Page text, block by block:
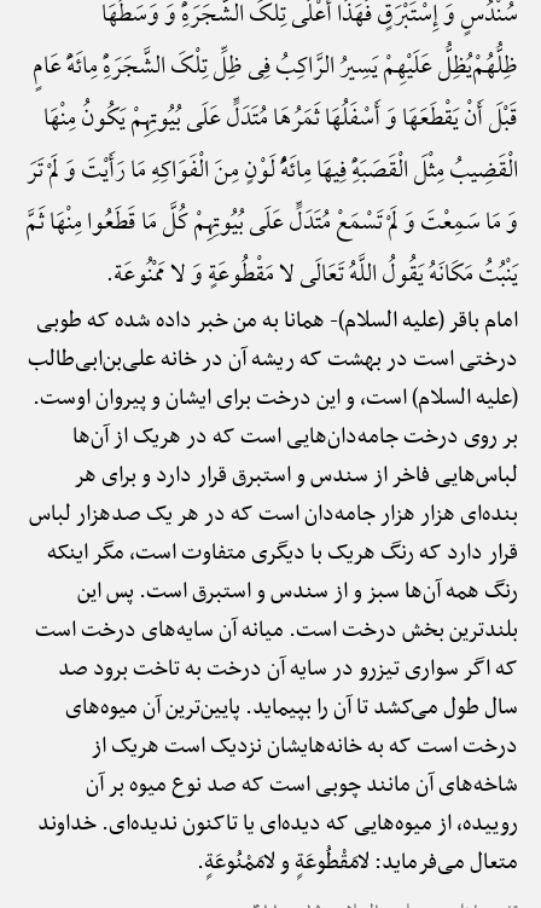
سُنْدُسٍ وَ إِسْتَبْرَقٍ فَهَذَا أَعْلَی تِلْکَ الشَّجَرَهًِْ وَ وَسَطُهَا
ظِلُّهُمْ‌یُظِلُّ عَلَیْهِمْ یَسِیرُ الرَّاکِبُ فِی ظِلِّ تِلْکَ الشَّجَرَهًِْ مِائَهًَْ عَامٍ
قَبْلَ أَنْ یَقْطَعَهَا وَ أَسْفَلُهَا ثَمَرُهَا مُتَدَلٍّ عَلَی بُیُوتِهِمْ یَکُونُ مِنْهَا
الْقَضِیبُ مِثْلَ الْقَصَبَهًِْ فِیهَا مِائَهًُْ لَوْنٍ مِنَ الْفَوَاکِهِ مَا رَأَیْتَ وَ لَمْ تَرَ
وَ مَا سَمِعْتَ وَ لَمْ تَسْمَعْ مُتَدَلٍّ عَلَی بُیُوتِهِمْ کُلَّ مَا قَطَعُوا مِنْهَا ثَمَّ
یَنْبُتُ مَکَانَهُ یَقُولُ اللَّهُ تَعَالَی لا مَقْطُوعَةٍ وَ لا مَمْنُوعَة.
امام باقر (علیه السلام)-همانا به من خبر داده شده که طوبی
درختی است در بهشت که ریشه آن در خانه علی‌بن‌ابی‌طالب
(علیه السلام) است، و این درخت برای ایشان و پیروان اوست.
بر روی درخت جامه‌دان‌هایی است که در هریک از آن‌ها
لباس‌هایی فاخر از سندس و استبرق قرار دارد و برای هر
بنده‌ای هزار هزار جامه‌دان است که در هر یک صدهزار لباس
قرار دارد که رنگ هریک با دیگری متفاوت است، مگر اینکه
رنگ همه آن‌ها سبز و از سندس و استبرق است. پس این
بلندترین بخش درخت است. میانه آن سایه‌های درخت است
که اگر سواری تیزرو در سایه آن درخت به تاخت برود صد
سال طول می‌کشد تا آن را بپیماید. پایین‌ترین آن میوه‌های
درخت است که به خانه‌هایشان نزدیک است هریک از
شاخه‌های آن مانند چوبی است که صد نوع میوه بر آن
روییده، از میوه‌هایی که دیده‌ای یا تاکنون ندیده‌ای. خداوند
متعال می‌فرماید: لامَقْطُوعَةٍ و لامَمْنُوعَةٍ.